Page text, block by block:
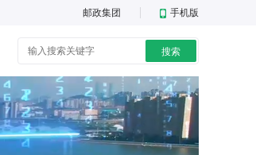
邮政集团 手机版
搜索